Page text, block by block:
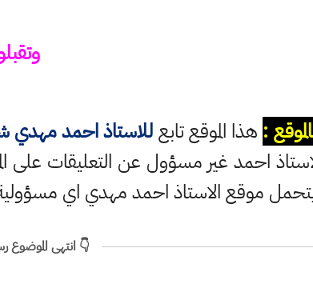
: هذا الموقع تابعللاستاذ احمد مهدي
احمد غير مسؤول عن التعليقات
موقع الاستاذ احمد مهدي اي
👇 انتهى الموضوع